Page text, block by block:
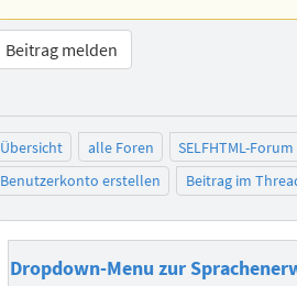
Beitrag melden
Übersicht alle Foren
SELFHTML-Forum
Benutzerkonto erstellen
Beitrag im
Dropdown-Menu zur